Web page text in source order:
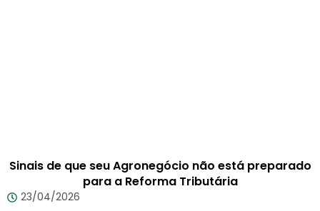
Sinais de que seu Agronegócio não está preparado
para a Reforma Tributária
23/04/2026